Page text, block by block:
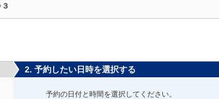
2. 予約したい日時を選択する
予約の日付と時間を選択してください。